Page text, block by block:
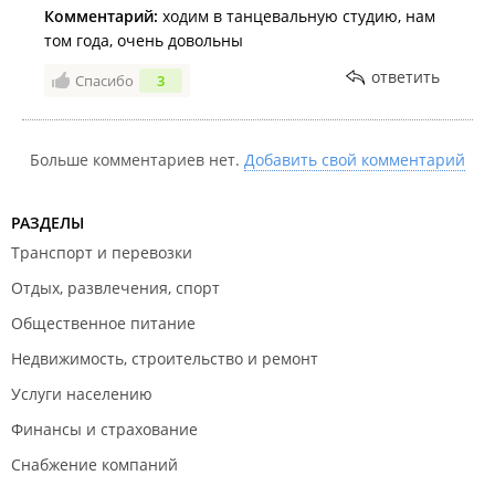
Комментарий: ходим в танцевальную студию, нам
том года, очень довольны
Спасибо 3 ответить
Больше комментариев нет. Добавить свой комментарий
РАЗДЕЛЫ
Транспорт и перевозки
Отдых, развлечения, спорт
Общественное питание
Недвижимость, строительство и ремонт
Услуги населению
Финансы и страхование
Снабжение компаний